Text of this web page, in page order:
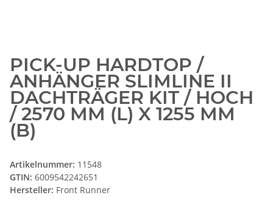
PICK-UP HARDTOP /
ANHÄNGER SLIMLINE II
DACHTRÄGER KIT / HOCH
/ 2570 MM (L) X 1255 MM
(B)
Artikelnummer: 11548
GTIN: 6009542242651
Hersteller: Front Runner